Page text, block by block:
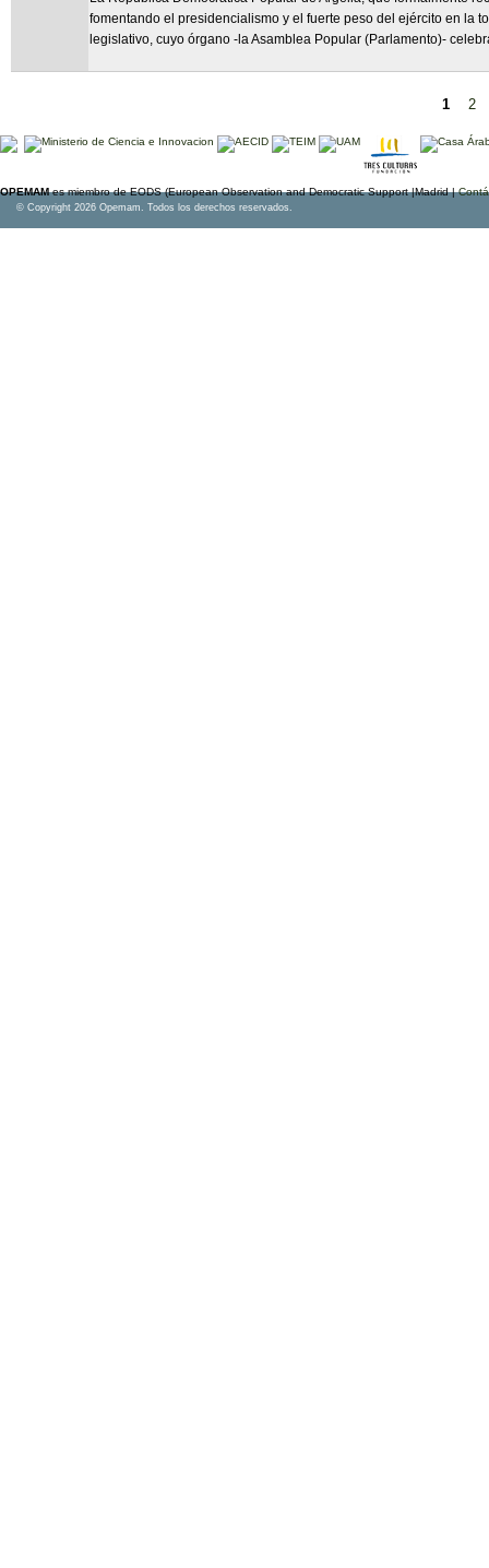
fomentando el presidencialismo y el fuerte peso del ejército en la
legislativo, cuyo órgano -la Asamblea Popular (Parlamento)-
1 2
OPEMAMes miembro de EODS (European Observation and Democratic Support |Madrid |
© Copyright 2026 Opemam. Todos los derechos reservados.